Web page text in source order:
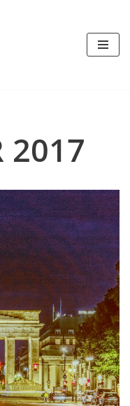
2017